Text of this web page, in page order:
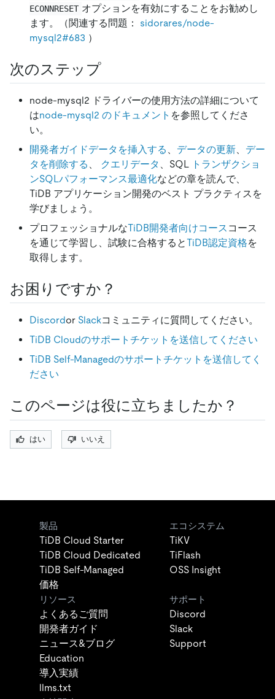
ECONNRESET オプションを有効にすることをお勧めし
ます。（関連する問題： sidorares/node-
mysql2#683 ）
次のステップ
node-mysql2 ドライバーの使用方法の詳細について
はnode-mysql2 のドキュメント を参照してくださ
い。
開発者ガイドデータを挿入する 、 データの更新、 デー
タを削除する 、 クエリデータ 、SQL トランザクショ
ンSQLパフォーマンス最適化などの章を読んで、
TiDB アプリケーション開発のベスト プラクティスを
学びましょう。
プロフェッショナルなTiDB開発者向けコース コース
を通じて学習し、試験に合格するとTiDB認定資格を
取得します。
お困りですか？
Discordor Slackコミュニティに質問してください。
TiDB Cloudのサポートチケットを送信してください
TiDB Self-Managedのサポートチケットを送信してく
ださい
このページは役に立ちましたか？
はい いいえ
製品
TiDB Cloud Starter
TiDB Cloud Dedicated
TiDB Self-Managed
価格
エコシステム
TiKV
TiFlash
OSS Insight
リソース
よくあるご質問
開発者ガイド
ニュース&ブログ
Education
導入実績
llms.txt
サポート
Discord
Slack
Support